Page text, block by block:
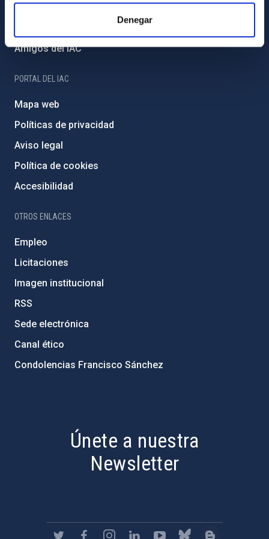
Denegar
Financiación externa
Amigos del IAC
PORTAL DEL IAC
Mapa web
Políticas de privacidad
Aviso legal
Política de cookies
Accesibilidad
OTROS ENLACES
Empleo
Licitaciones
Imagen institucional
RSS
Sede electrónica
Canal ético
Condolencias Francisco Sánchez
Únete a nuestra
Newsletter